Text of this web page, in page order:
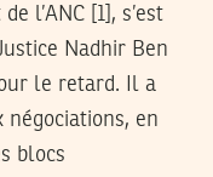
l’ANC [1], s’est
Nadhir Ben
le retard. Il a
négociations, en
blocs